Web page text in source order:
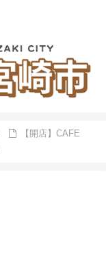
【開店】CAFE